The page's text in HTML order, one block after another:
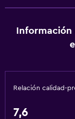
Servicios y
Servicio de
Caja fuerte
Servicio de
Relación calidad-
7,6